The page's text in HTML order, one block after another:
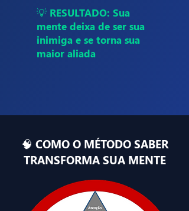
💡 RESULTADO: Sua
mente deixa de ser sua
inimiga e se torna sua
maior aliada
🧠 COMO O MÉTODO SABER
TRANSFORMA SUA MENTE